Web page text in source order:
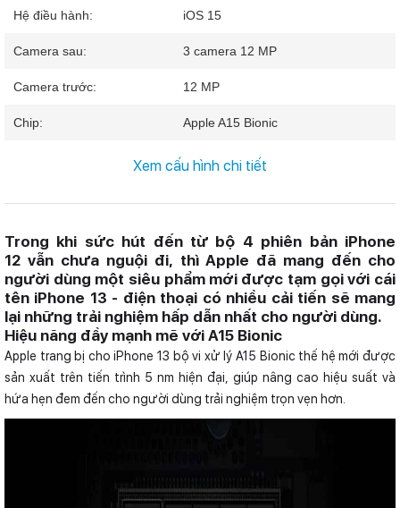
Hệ điều hành: iOS 15
Camera sau: 3 camera 12 MP
Camera trước: 12 MP
Chip: Apple A15 Bionic
6 GB
Pin, Sạc: 3095 mAh20 W
Xem cấu hình chi tiết
Trong khi sức hút đến từ bộ 4 phiên bản iPhone
12 vẫn chưa nguội đi, thì Apple đã mang đến cho
người dùng một siêu phẩm mới được tạm gọi với cái
tên iPhone 13 - điện thoại có nhiều cải tiến sẽ mang
lại những trải nghiệm hấp dẫn nhất cho người dùng.
Hiệu năng đầy mạnh mẽ với A15 Bionic
Apple trang bị cho iPhone 13 bộ vi xử lý A15 Bionic thế hệ mới được
sản xuất trên tiến trình 5 nm hiện đại, giúp nâng cao hiệu suất và
hứa hẹn đem đến cho người dùng trải nghiệm trọn vẹn hơn.